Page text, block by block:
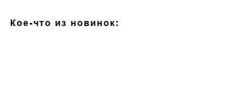
Кое-что из новинок: